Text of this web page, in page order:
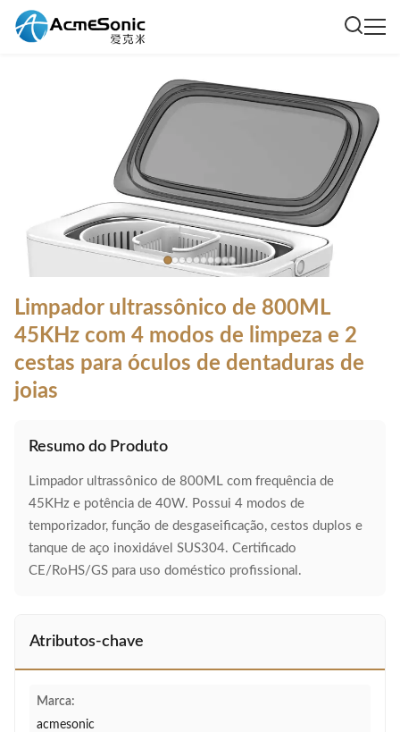
Limpador ultrassônico de 800ML
45KHz com 4 modos de limpeza e 2
cestas para óculos de dentaduras de
joias
Resumo do Produto
Limpador ultrassônico de 800ML com frequência de
45KHz e potência de 40W. Possui 4 modos de
temporizador, função de desgaseificação, cestos duplos e
tanque de aço inoxidável SUS304. Certificado
CE/RoHS/GS para uso doméstico profissional.
Atributos-chave
Marca:
acmesonic